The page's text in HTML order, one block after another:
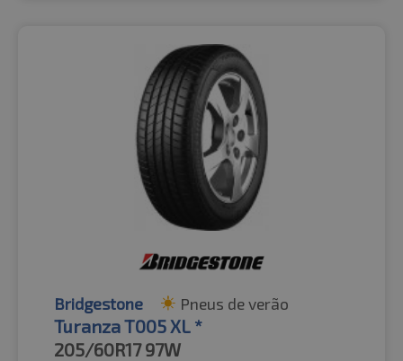
Bridgestone Pneus de verão
Turanza T005 XL *
205/60R17 97W